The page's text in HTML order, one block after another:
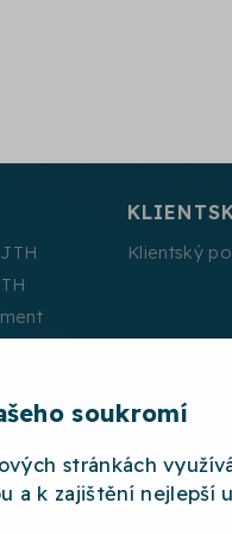
soukromí
stránkách
a k zajištění nejlepší
Klientský
OSOBNÍCH ÚDAJŮ